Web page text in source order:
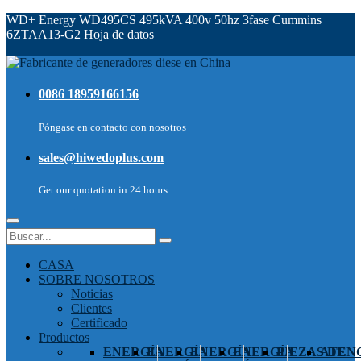
WD+ Energy WD495CS 495kVA 400v 50hz 3fase Cummins
6ZTAA13-G2 Hoja de datos
0086 18959166156
Póngase en contacto con nosotros
sales@hiwedoplus.com
Get our quotation in 24 hours
CASA
SOBRE NOSOTROS
Noticias
Clientes
Certificado
Productos
ENERGÍAENERGÍAENERGÍAENERGÍAPIEZAS DE